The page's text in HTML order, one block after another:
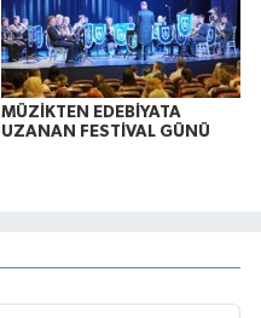
MÜZİKTEN EDEBİYATA
UZANAN FESTİVAL GÜNÜ